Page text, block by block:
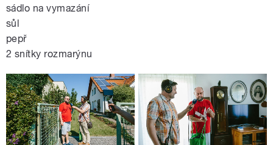
sádlo na vymazání
sůl
pepř
2 snítky rozmarýnu